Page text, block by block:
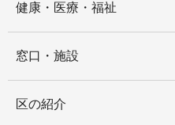
健康・医療・福祉
窓口・施設
区の紹介